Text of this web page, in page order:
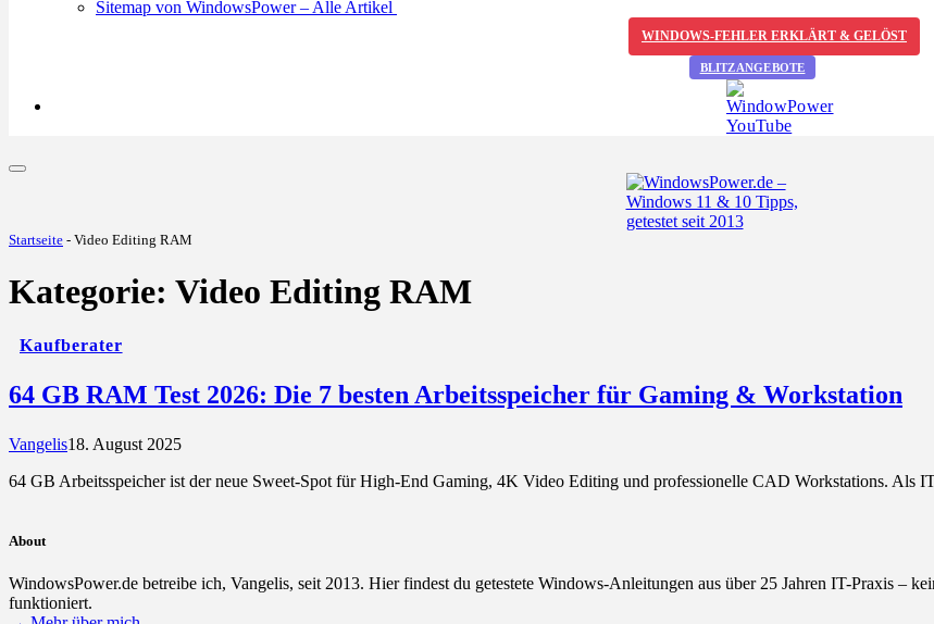
Sitemap von WindowsPower – Alle Artikel
WINDOWS-FEHLER ERKLÄRT & GELÖST
BLITZANGEBOTE
Startseite - Video Editing RAM
Kategorie: Video Editing RAM
Kaufberater
64 GB RAM Test 2026: Die 7 besten Arbeitsspeicher für Gaming & Workstation
Vangelis18. August 2025
64 GB Arbeitsspeicher ist der neue Sweet-Spot für High-End Gaming, 4K Video Editing und professionelle CAD Workstations. Als
About
WindowsPower.de betreibe ich, Vangelis, seit 2013. Hier findest du getestete Windows-Anleitungen aus über 25 Jahren IT-Praxis –
funktioniert.